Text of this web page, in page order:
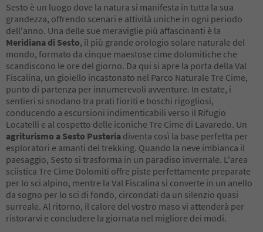
Sesto è un luogo dove la natura si manifesta in tutta la sua
grandezza, offrendo scenari e attività uniche in ogni periodo
dell'anno. Una delle sue meraviglie più affascinanti è la
Meridiana di Sesto, il più grande orologio solare naturale del
mondo, formato da cinque maestose cime dolomitiche che
scandiscono le ore del giorno. Da qui si apre la porta della Val
Fiscalina, un gioiello incastonato nel Parco Naturale Tre Cime,
punto di partenza per innumerevoli avventure. In estate, i
sentieri si snodano tra prati fioriti e boschi rigogliosi,
conducendo a escursioni indimenticabili verso il Rifugio
Locatelli e al cospetto delle iconiche Tre Cime di Lavaredo. Un
agriturismo a Sesto Pusteria diventa così la base perfetta per
esploratori e amanti del trekking. Quando la neve imbianca il
paesaggio, Sesto si trasforma in un paradiso invernale. L'area
sciistica Tre Cime Dolomiti offre piste perfettamente preparate
per lo sci alpino, mentre la Val Fiscalina si converte in un anello
da sogno per lo sci di fondo, circondati da un silenzio quasi
surreale. Al ritorno, il calore del vostro maso vi attenderà per
ristorarvi e concludere la giornata nel migliore dei modi.